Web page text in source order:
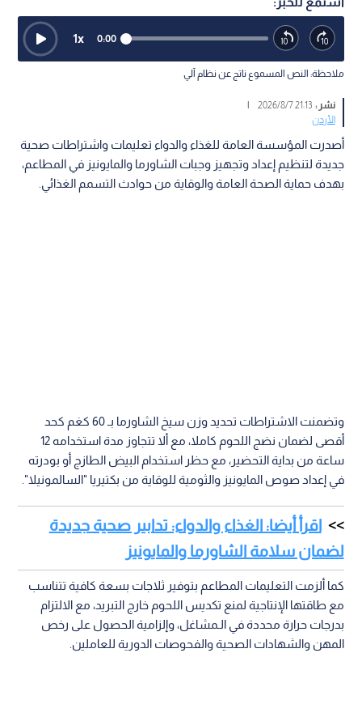
0:00
1x
ملاحظة: النص المسموع ناتج عن نظام آلي
نشر :21:13 2026/8/7
|
الأردن
أصدرت المؤسسة العامة للغذاء والدواء تعليمات واشتراطات صحية
جديدة لتنظيم إعداد وتجهيز وجبات الشاورما والمايونيز في المطاعم،
بهدف حماية الصحة العامة والوقاية من حوادث التسمم الغذائي.
وتضمنت الاشتراطات تحديد وزن سيخ الشاورما بـ 60 كغم كحد
أقصى لضمان نضج اللحوم كاملا، مع ألا تتجاوز مدة استخدامه 12
ساعة من بداية التحضير، مع حظر استخدام البيض الطازج أو بودرته
في إعداد صوص المايونيز والثومية للوقاية من بكتيريا "السالمونيلا".
اقرأ أيضا: الغذاء والدواء: تدابير صحية جديدة
لضمان سلامة الشاورما والمايونيز
كما ألزمت التعليمات المطاعم بتوفير ثلاجات بسعة كافية تتناسب
مع طاقتها الإنتاجية لمنع تكديس اللحوم خارج التبريد، مع الالتزام
بدرجات حرارة محددة في الـمشاغل، وإلزامية الحصول على رخص
المهن والشهادات الصحية والفحوصات الدورية للعاملين.